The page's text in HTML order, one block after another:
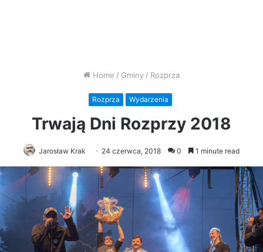
Home / Gminy / Rozprza
Rozprza Wydarzenia
Trwają Dni Rozprzy 2018
Jarosław Krak 24 czerwca, 2018 0 1 minute read